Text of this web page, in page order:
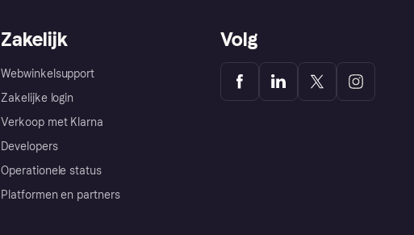
Zakelijk
Webwinkelsupport
Zakelijke login
Verkoop met Klarna
Developers
Operationele status
Platformen en partners
Volg